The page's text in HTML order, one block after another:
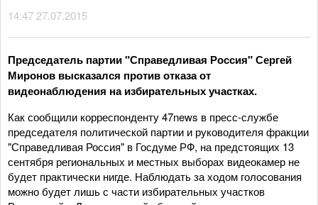
14:47 27.07.2015
Председатель партии "Справедливая Россия" Сергей
Миронов высказался против отказа от
видеонаблюдения на избирательных участках.
Как сообщили корреспонденту 47news в пресс-службе
председателя политической партии и руководителя фракции
"Справедливая Россия" в Госдуме РФ, на предстоящих 13
сентября региональных и местных выборах видеокамер не
будет практически нигде. Наблюдать за ходом голосования
можно будет лишь с части избирательных участков